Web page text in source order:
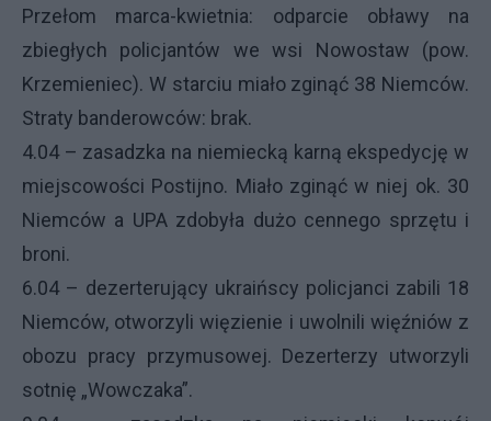
Przełom marca-kwietnia: odparcie obławy na
zbiegłych policjantów we wsi Nowostaw (pow.
Krzemieniec). W starciu miało zginąć 38 Niemców.
Straty banderowców: brak.
4.04 – zasadzka na niemiecką karną ekspedycję w
miejscowości Postijno. Miało zginąć w niej ok. 30
Niemców a UPAzdobyła dużo cennego sprzętu i
broni.
6.04 – dezerterujący ukraińscy policjanci zabili 18
Niemców, otworzyli więzienie i uwolnili więźniów z
obozu pracy przymusowej. Dezerterzy utworzyli
sotnię „Wowczaka”.